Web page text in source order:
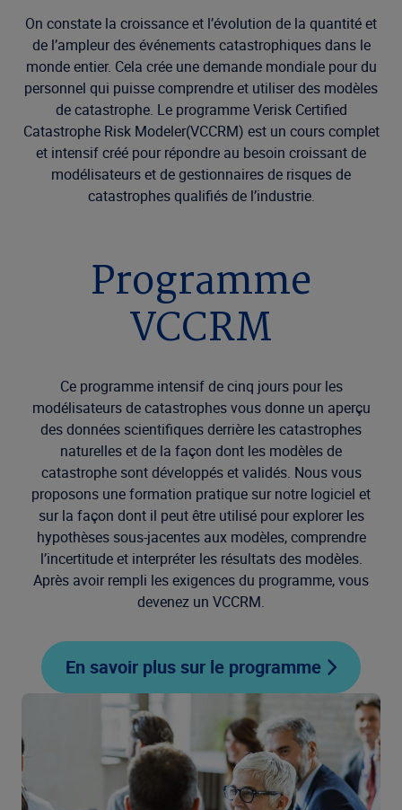
On constate la croissance et l’évolution de la quantité et
de l’ampleur des événements catastrophiques dans le
monde entier. Cela crée une demande mondiale pour du
personnel qui puisse comprendre et utiliser des modèles
de catastrophe. Le programme Verisk Certified
Catastrophe Risk Modeler(VCCRM) est un cours complet
et intensif créé pour répondre au besoin croissant de
modélisateurs et de gestionnaires de risques de
catastrophes qualifiés de l’industrie.
Programme
VCCRM
Ce programme intensif de cinq jours pour les
modélisateurs de catastrophes vous donne un aperçu
des données scientifiques derrière les catastrophes
naturelles et de la façon dont les modèles de
catastrophe sont développés et validés. Nous vous
proposons une formation pratique sur notre logiciel et
sur la façon dont il peut être utilisé pour explorer les
hypothèses sous-jacentes aux modèles, comprendre
l’incertitude et interpréter les résultats des modèles.
Après avoir rempli les exigences du programme, vous
devenez un VCCRM.
En savoir plus sur le programme